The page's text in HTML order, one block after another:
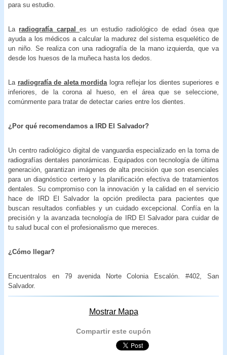
para su estudio.
La radiografía carpales un estudio radiológico de edad ósea que
ayuda a los médicos a calcular la madurez del sistema esquelético de
un niño. Se realiza con una radiografía de la mano izquierda, que va
desde los huesos de la muñeca hasta los dedos.
La radiografía de aleta mordida logra reflejar los dientes superiores e
inferiores, de la corona al hueso, en el área que se seleccione,
comúnmente para tratar de detectar caries entre los dientes.
¿Por qué recomendamos a IRD El Salvador?
Un centro radiológico digital de vanguardia especializado en la toma de
radiografías dentales panorámicas. Equipados con tecnología de última
generación, garantizan imágenes de alta precisión que son esenciales
para un diagnóstico certero y la planificación efectiva de tratamientos
dentales. Su compromiso con la innovación y la calidad en el servicio
hace de IRD El Salvador la opción predilecta para pacientes que
buscan resultados confiables y un cuidado excepcional. Confía en la
precisión y la avanzada tecnología de IRD El Salvador para cuidar de
tu salud bucal con el profesionalismo que mereces.
¿Cómo llegar?
Encuentralos en 79 avenida Norte Colonia Escalón. #402, San
Salvador.
Mostrar Mapa
Compartir este cupón